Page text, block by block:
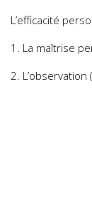
L’efficacité
1. La maîtrise
2.